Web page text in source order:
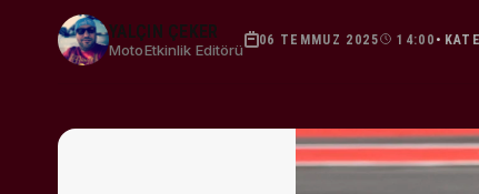
YALÇIN ÇEKER
MotoEtkinlik Editörü
06 TEMMUZ 2025 14:00 •